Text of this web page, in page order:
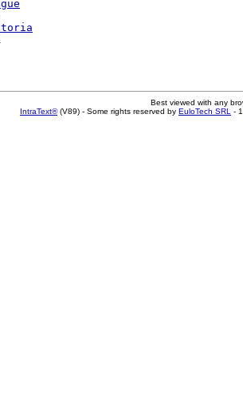
Best viewed with any
IntraText®(V89) - Some rights reserved by EuloTech SRL -